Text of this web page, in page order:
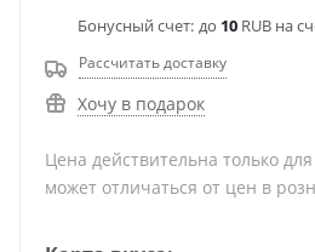
Бонусный счет: до 10 RUB на
Рассчитать доставку
Хочу в подарок
Цена действительна только
может отличаться от цен в